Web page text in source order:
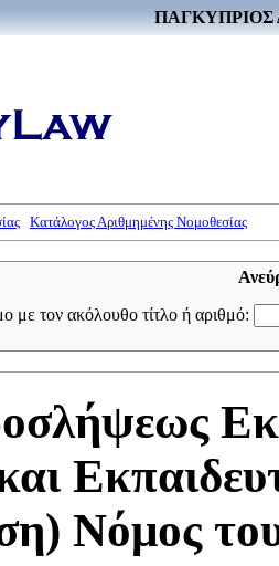
ΠΑΓΚΥΠΡΙΟΣ
Κατάλογος Αριθμημένης Νομοθεσίας
με τον ακόλουθο τίτλο ή αριθμό:
Νόμος